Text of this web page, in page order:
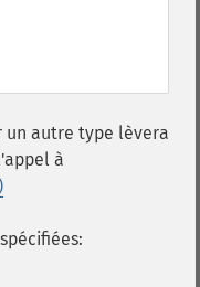
un autre type lèvera
à